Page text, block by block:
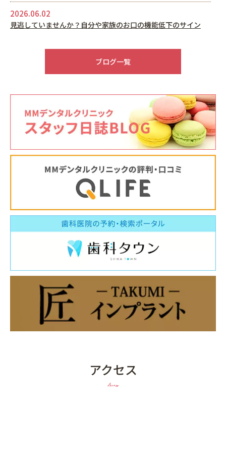
2026.06.02
見逃していませんか？自分や家族のお口の機能低下のサイン
2026.05.22
ブログ一覧
アクセス
Access